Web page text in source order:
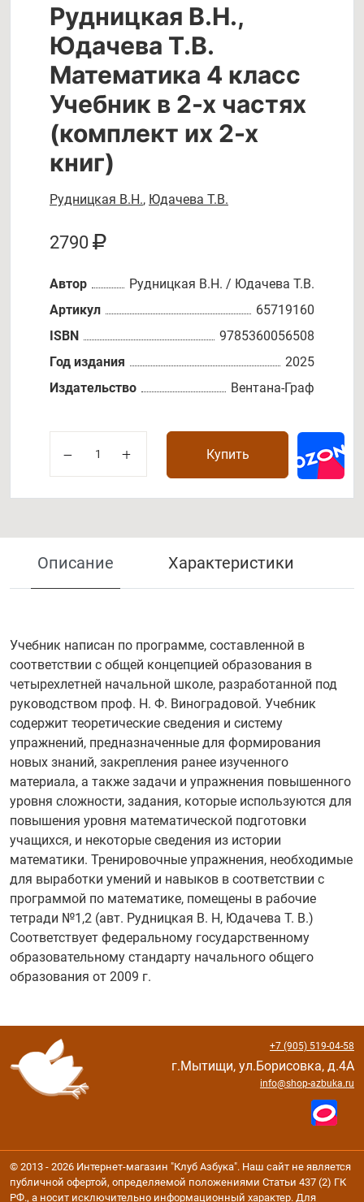
Рудницкая В.Н.,
Юдачева Т.В.
Математика 4 класс
Учебник в 2-х частях
(комплект их 2-х
книг)
Рудницкая В.Н., Юдачева Т.В.
2790
Автор
Рудницкая В.Н. / Юдачева Т.В.
Артикул
65719160
ISBN
9785360056508
Год издания
2025
Издательство
Вентана-Граф
Купить
Описание Характеристики
Учебник написан по программе, составленной в
соответствии с общей концепцией образования в
четырехлетней начальной школе, разработанной под
руководством проф. Н. Ф. Виноградовой. Учебник
содержит теоретические сведения и систему
упражнений, предназначенные для формирования
новых знаний, закрепления ранее изученного
материала, а также задачи и упражнения повышенного
уровня сложности, задания, которые используются для
повышения уровня математической подготовки
учащихся, и некоторые сведения из истории
математики. Тренировочные упражнения, необходимые
для выработки умений и навыков в соответствии с
программой по математике, помещены в рабочие
тетради №1,2 (авт. Рудницкая В. Н, Юдачева Т. В.)
Соответствует федеральному государственному
образовательному стандарту начального общего
образования от 2009 г.
+7 (905) 519-04-58
г.Мытищи, ул.Борисовка, д.4А
info@shop-azbuka.ru
© 2013 - 2026 Интернет-магазин "Клуб Азбука". Наш сайт не является
публичной офертой, определяемой положениями Статьи 437 (2) ГК
РФ., а носит исключительно информационный характер. Для